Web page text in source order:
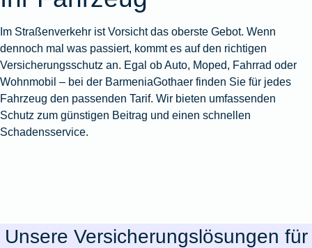
Im Straßenverkehr ist Vorsicht das oberste Gebot. Wenn
dennoch mal was passiert, kommt es auf den richtigen
Versicherungsschutz an. Egal ob Auto, Moped, Fahrrad oder
Wohnmobil – bei der BarmeniaGothaer finden Sie für jedes
Fahrzeug den passenden Tarif. Wir bieten umfassenden
Schutz zum günstigen Beitrag und einen schnellen
Schadensservice.
Unsere Versicherungslösungen für